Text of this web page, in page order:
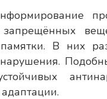
запрещённых
В них
нарушения.